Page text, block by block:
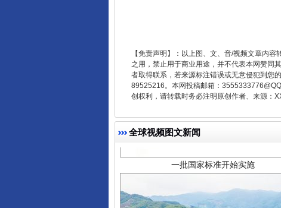
【免责声明】：以上图、文、音/视频文章内
之用，禁止用于商业用途，并不代表本网赞同
者取得联系，若来源标注错误或无意侵犯到您
89525216。本网投稿邮箱：
创权利，请转载时务必注明原创作者、来源：
全球视频图文新闻